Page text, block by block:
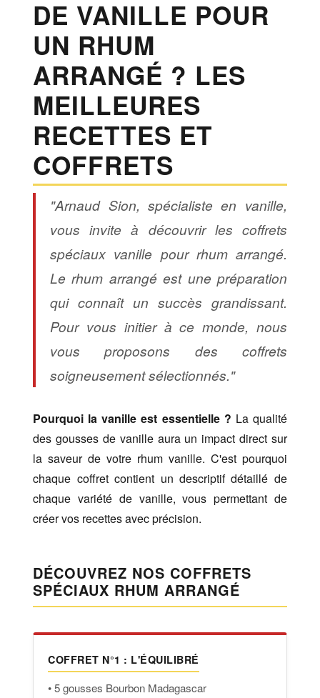
DE VANILLE POUR
UN RHUM
ARRANGÉ ? LES
MEILLEURES
RECETTES ET
COFFRETS
"Arnaud Sion, spécialiste en vanille,
vous invite à découvrir les coffrets
spéciaux vanille pour rhum arrangé.
Le rhum arrangé est une préparation
qui connaît un succès grandissant.
Pour vous initier à ce monde, nous
vous proposons des coffrets
soigneusement sélectionnés."
Pourquoi la vanille est essentielle ? La qualité
des gousses de vanille aura un impact direct sur
la saveur de votre rhum vanille. C'est pourquoi
chaque coffret contient un descriptif détaillé de
chaque variété de vanille, vous permettant de
créer vos recettes avec précision.
DÉCOUVREZ NOS COFFRETS
SPÉCIAUX RHUM ARRANGÉ
COFFRET N°1 : L'ÉQUILIBRÉ
• 5 gousses Bourbon Madagascar